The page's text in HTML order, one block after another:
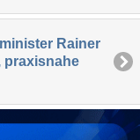
Rainer
praxisnahe